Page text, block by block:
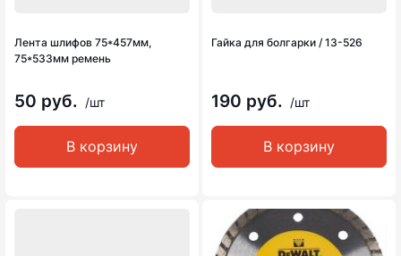
Лента шлифов 75*457мм,
75*533мм ремень
50 руб. /шт
В корзину
Гайка для болгарки / 13-526
190 руб. /шт
В корзину